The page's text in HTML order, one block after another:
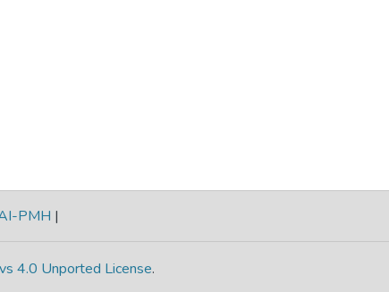
PMH |
4.0 Unported License.